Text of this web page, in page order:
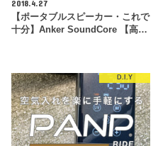
2018.4.27
【ポータブルスピーカー・これで
十分】Anker SoundCore 【高…
D.I.Y